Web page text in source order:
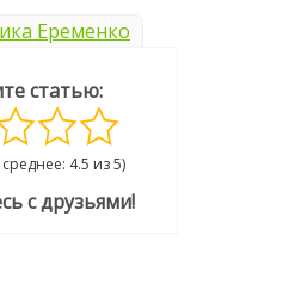
Еременко
статью:
4.5 из 5)
с друзьями!